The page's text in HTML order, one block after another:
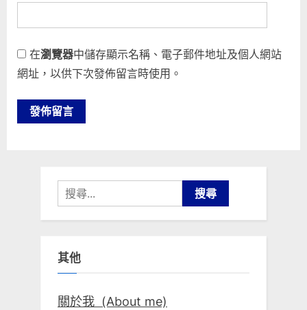
在瀏覽器中儲存顯示名稱、電子郵件地址及個人網站
網址，以供下次發佈留言時使用。
搜
尋
關
字:
其他
關於我 (About me)